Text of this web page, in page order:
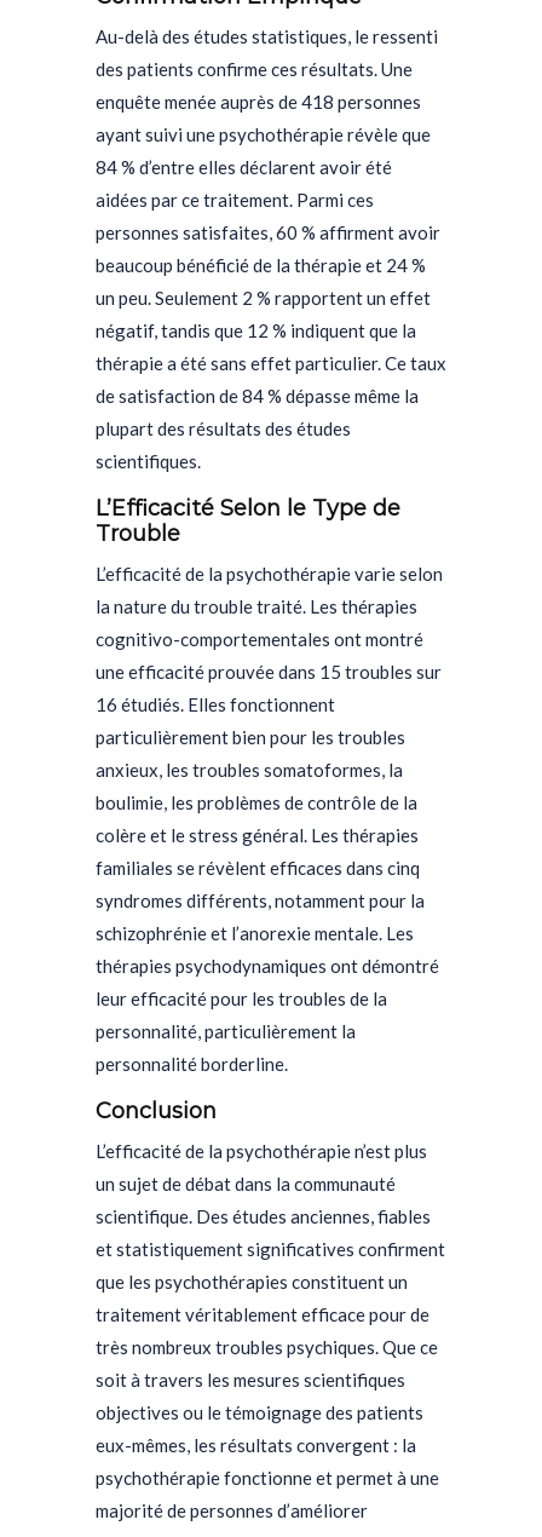
Au-delà des études statistiques, le ressenti
des patients confirme ces résultats. Une
enquête menée auprès de 418 personnes
ayant suivi une psychothérapie révèle que
84 % d’entre elles déclarent avoir été
aidées par ce traitement. Parmi ces
personnes satisfaites, 60 % affirment avoir
beaucoup bénéficié de la thérapie et 24 %
un peu. Seulement 2 % rapportent un effet
négatif, tandis que 12 % indiquent que la
thérapie a été sans effet particulier. Ce taux
de satisfaction de 84 % dépasse même la
plupart des résultats des études
scientifiques.
L’Efficacité Selon le Type de
Trouble
L’efficacité de la psychothérapie varie selon
la nature du trouble traité. Les thérapies
cognitivo-comportementales ont montré
une efficacité prouvée dans 15 troubles sur
16 étudiés. Elles fonctionnent
particulièrement bien pour les troubles
anxieux, les troubles somatoformes, la
boulimie, les problèmes de contrôle de la
colère et le stress général. Les thérapies
familiales se révèlent efficaces dans cinq
syndromes différents, notamment pour la
schizophrénie et l’anorexie mentale. Les
thérapies psychodynamiques ont démontré
leur efficacité pour les troubles de la
personnalité, particulièrement la
personnalité borderline.
Conclusion
L’efficacité de la psychothérapie n’est plus
un sujet de débat dans la communauté
scientifique. Des études anciennes, fiables
et statistiquement significatives confirment
que les psychothérapies constituent un
traitement véritablement efficace pour de
très nombreux troubles psychiques. Que ce
soit à travers les mesures scientifiques
objectives ou le témoignage des patients
eux-mêmes, les résultats convergent : la
psychothérapie fonctionne et permet à une
majorité de personnes d’améliorer